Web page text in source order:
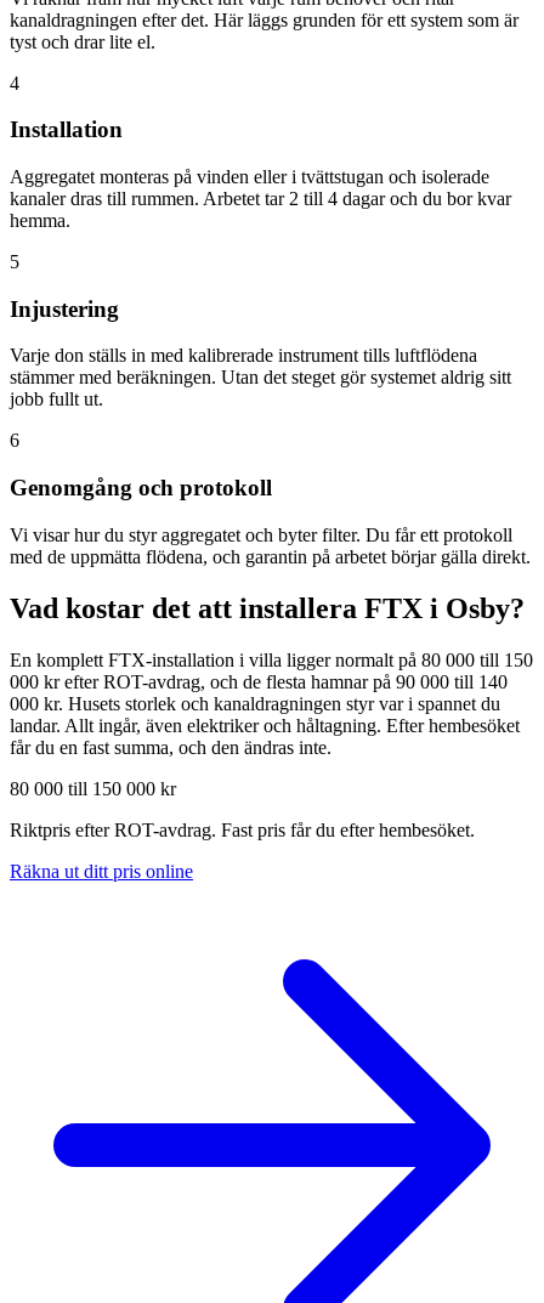
kanaldragningen efter det. Här läggs grunden för ett system som är
tyst och drar lite el.
4
Installation
Aggregatet monteras på vinden eller i tvättstugan och isolerade
kanaler dras till rummen. Arbetet tar 2 till 4 dagar och du bor kvar
hemma.
5
Injustering
Varje don ställs in med kalibrerade instrument tills luftflödena
stämmer med beräkningen. Utan det steget gör systemet aldrig sitt
jobb fullt ut.
6
Genomgång och protokoll
Vi visar hur du styr aggregatet och byter filter. Du får ett protokoll
med de uppmätta flödena, och garantin på arbetet börjar gälla direkt.
Vad kostar det att installera FTX i Osby?
En komplett FTX-installation i villa ligger normalt på 80 000 till 150
000 kr efter ROT-avdrag, och de flesta hamnar på 90 000 till 140
000 kr. Husets storlek och kanaldragningen styr var i spannet du
landar. Allt ingår, även elektriker och håltagning. Efter hembesöket
får du en fast summa, och den ändras inte.
80 000 till 150 000 kr
Riktpris efter ROT-avdrag. Fast pris får du efter hembesöket.
Räkna ut ditt pris online